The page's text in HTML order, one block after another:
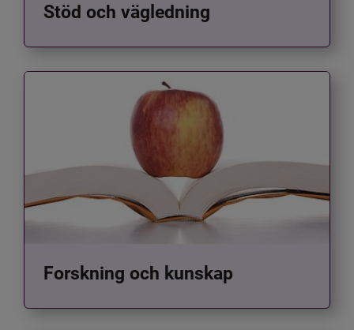
Stöd och vägledning
Forskning och kunskap